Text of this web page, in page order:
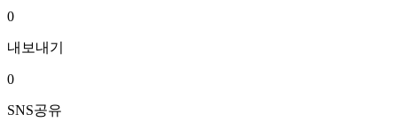
0
내보내기
0
SNS공유